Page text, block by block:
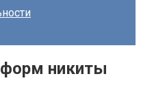
никиты